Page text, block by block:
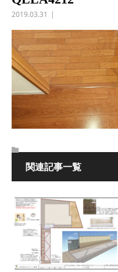
2019.03.31
関連記事一覧